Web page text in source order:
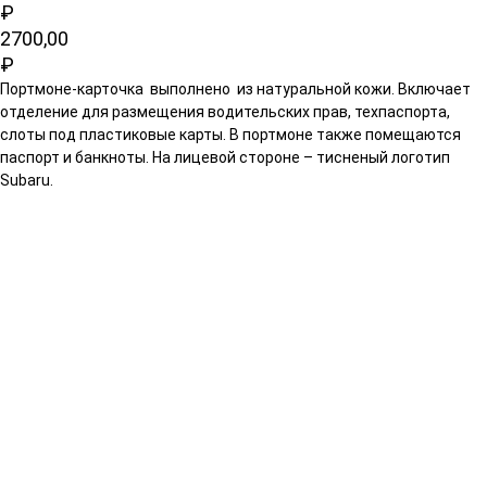
₽
2700,00
₽
Портмоне-карточка выполнено из натуральной кожи. Включает
отделение для размещения водительских прав, техпаспорта,
слоты под пластиковые карты. В портмоне также помещаются
паспорт и банкноты. На лицевой стороне – тисненый логотип
Subaru.